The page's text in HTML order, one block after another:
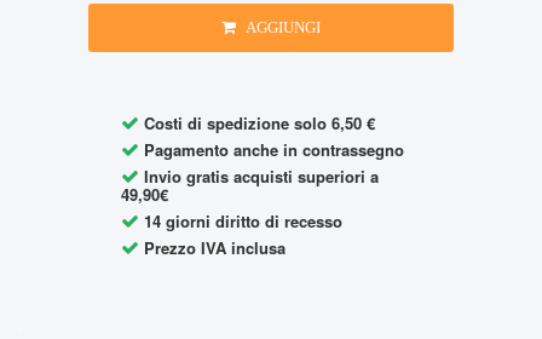
AGGIUNGI
Costi di spedizione solo 6,50 €
Pagamento anche in contrassegno
Invio gratis acquisti superiori a
49,90€
14 giorni diritto di recesso
Prezzo IVA inclusa